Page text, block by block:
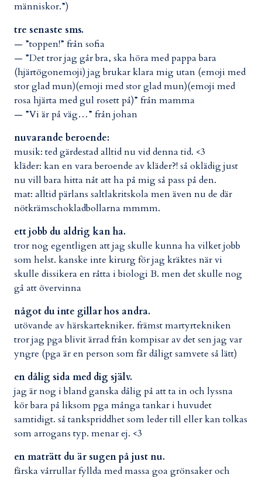
människor.”)
tre senaste sms.
— ”toppen!” från sofia
— ”Det tror jag går bra, ska höra med pappa bara
(hjärtögonemoji) jag brukar klara mig utan (emoji med
stor glad mun)(emoji med stor glad mun)(emoji med
rosa hjärta med gul rosett på)” från mamma
— ”Vi är på väg…” från johan
nuvarande beroende:
musik: ted gärdestad alltid nu vid denna tid. <3
kläder: kan en vara beroende av kläder?! så oklädig just
nu vill bara hitta nåt att ha på mig så pass på den.
mat: alltid pärlans saltlakritskola men även nu de där
nötkrämschokladbollarna mmmm.
ett jobb du aldrig kan ha.
tror nog egentligen att jag skulle kunna ha vilket jobb
som helst. kanske inte kirurg för jag kräktes när vi
skulle dissikera en råtta i biologi B. men det skulle nog
gå att övervinna
något du inte gillar hos andra.
utövande av härskartekniker. främst martyrtekniken
tror jag pga blivit ärrad från kompisar av det sen jag var
yngre (pga är en person som får dåligt samvete så lätt)
en dålig sida med dig själv.
jag är nog i bland ganska dålig på att ta in och lyssna
kör bara på liksom pga många tankar i huvudet
samtidigt. så tankspriddhet som leder till eller kan tolkas
som arrogans typ. menar ej. <3
en maträtt du är sugen på just nu.
färska vårrullar fyllda med massa goa grönsaker och